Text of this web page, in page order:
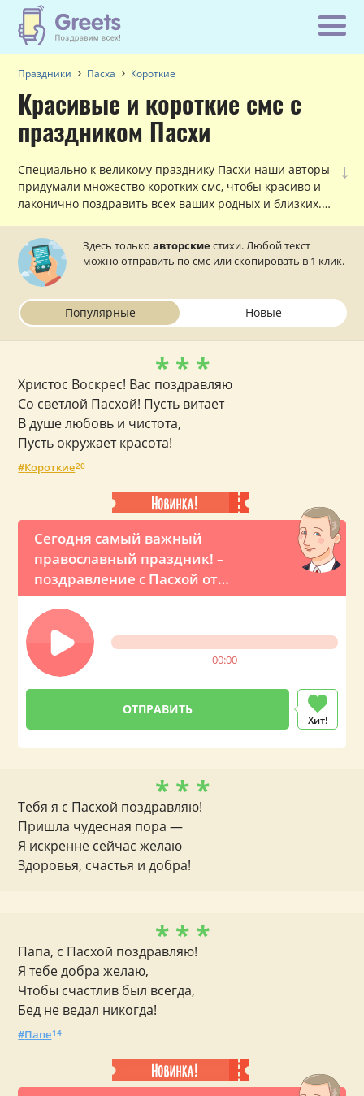
Праздники Пасха Короткие
Красивые и короткие смс с
праздником Пасхи
↓
Специально к великому празднику Пасхи наши авторы
придумали множество коротких смс, чтобы красиво и
лаконично поздравить всех ваших родных и близких.
Воскресе!
Здесь толькоавторские стихи. Любой текст
можно отправить по смс или скопировать в 1 клик.
Популярные Новые
Сегодня самый важный
православный праздник! –
поздравление с Пасхой от
Владимира Путина
00:00
Хит!
* * *
Христос Воскрес! Вас поздравляю
Со светлой Пасхой! Пусть витает
В душе любовь и чистота,
Пусть окружает красота!
Короткие20
* * *
Тебя я с Пасхой поздравляю!
Пришла чудесная пора —
Я искренне сейчас желаю
Здоровья, счастья и добра!
* * *
Папа, с Пасхой поздравляю!
Я тебе добра желаю,
Чтобы счастлив был всегда,
Бед не ведал никогда!
Папе14